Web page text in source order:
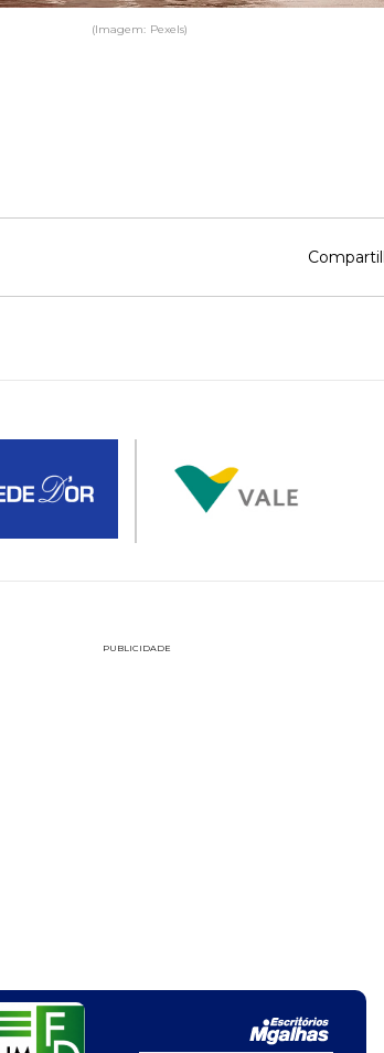
(Imagem: Pexels)
PUBLICIDADE